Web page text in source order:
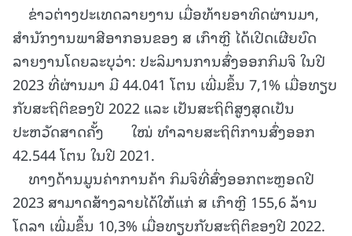
ຂ່າວຕ່າງປະເທດລາຍງານ ເມື່ອທ້າຍອາທິດຜ່ານມາ,
ສຳນັກງານພາສີອາກອນຂອງ ສ ເກົາຫຼີ ໄດ້ເປີດເຜີຍບົດ
ລາຍງານໂດຍລະບຸວ່າ: ປະລິມານການສົ່ງອອກກິມຈິ ໃນປີ
2023 ທີ່ຜ່ານມາ ມີ 44.041 ໂຕນ ເພີ່ມຂຶ້ນ 7,1% ເມື່ອທຽບ
ກັບສະຖິຕິຂອງປີ 2022 ແລະ ເປັນສະຖິຕິສູງສຸດເປັນ
ປະຫວັດສາດຄັ້ງ ໃໝ່ ທຳລາຍສະຖິຕິການສົ່ງອອກ
42.544 ໂຕນ ໃນປີ 2021.
ທາງດ້ານມູນຄ່າການຄ້າ ກິມຈິທີ່ສົ່ງອອກຕະຫຼອດປີ
2023 ສາມາດສ້າງລາຍໄດ້ໃຫ້ແກ່ ສ ເກົາຫຼີ 155,6 ລ້ານ
ໂດລາ ເພີ່ມຂຶ້ນ 10,3% ເມື່ອທຽບກັບສະຖິຕິຂອງປີ 2022.